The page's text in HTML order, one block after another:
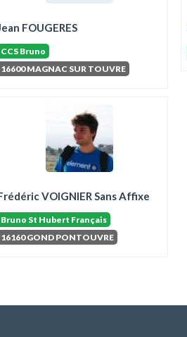
FOUGERES
CCS Bruno
16600 MAGNAC SUR TOUVRE
VOIGNIER Sans Affixe
Bruno St Hubert Français
16160 GOND PONTOUVRE